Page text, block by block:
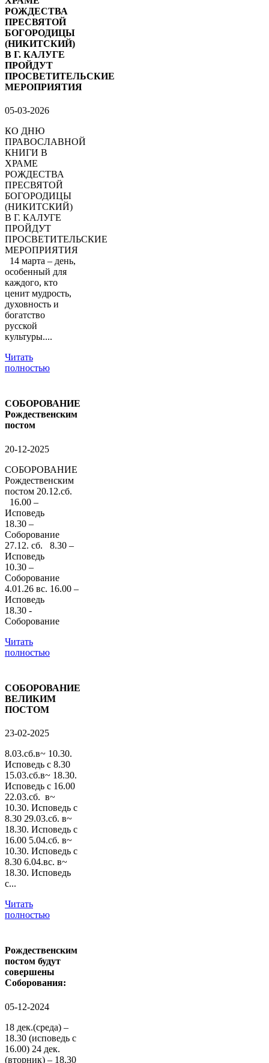
РОЖДЕСТВА
ПРЕСВЯТОЙ
БОГОРОДИЦЫ
(НИКИТСКИЙ)
В Г. КАЛУГЕ
ПРОЙДУТ
ПРОСВЕТИТЕЛЬСКИЕ
МЕРОПРИЯТИЯ
05-03-2026
КО ДНЮ
ПРАВОСЛАВНОЙ
КНИГИ В
ХРАМЕ
РОЖДЕСТВА
ПРЕСВЯТОЙ
БОГОРОДИЦЫ
(НИКИТСКИЙ)
В Г. КАЛУГЕ
ПРОЙДУТ
ПРОСВЕТИТЕЛЬСКИЕ
МЕРОПРИЯТИЯ
14 марта – день,
особенный для
каждого, кто
ценит мудрость,
духовность и
богатство
русской
культуры....
Читать
полностью
СОБОРОВАНИЕ
Рождественским
постом
20-12-2025
СОБОРОВАНИЕ
Рождественским
постом 20.12.сб.
16.00 –
Исповедь
18.30 –
Соборование
27.12. сб. 8.30 –
Исповедь
10.30 –
Соборование
4.01.26 вс. 16.00 –
Исповедь
18.30 -
Соборование
Читать
полностью
СОБОРОВАНИЕ
ВЕЛИКИМ
ПОСТОМ
23-02-2025
8.03.сб.в~ 10.30.
Исповедь с 8.30
15.03.сб.в~ 18.30.
Исповедь с 16.00
22.03.сб. в~
10.30. Исповедь с
8.30 29.03.сб. в~
18.30. Исповедь с
16.00 5.04.сб. в~
10.30. Исповедь с
8.30 6.04.вс. в~
18.30. Исповедь
с...
Читать
полностью
Рождественским
постом будут
совершены
Соборования:
05-12-2024
18 дек.(среда) –
18.30 (исповедь с
16.00) 24 дек.
(вторник) – 18.30